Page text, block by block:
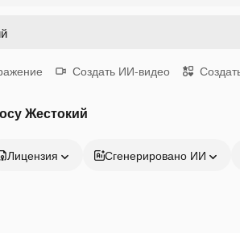
Создать ИИ-видео
Жестокий
Лицензия Сгенерировано ИИ